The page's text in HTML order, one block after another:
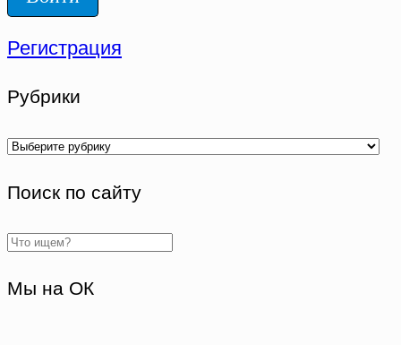
Регистрация
Рубрики
Рубрики
Поиск по сайту
Мы на ОК